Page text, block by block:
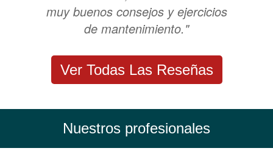
muy buenos consejos y ejercicios
de mantenimiento."
Ver Todas Las Reseñas
Nuestros profesionales